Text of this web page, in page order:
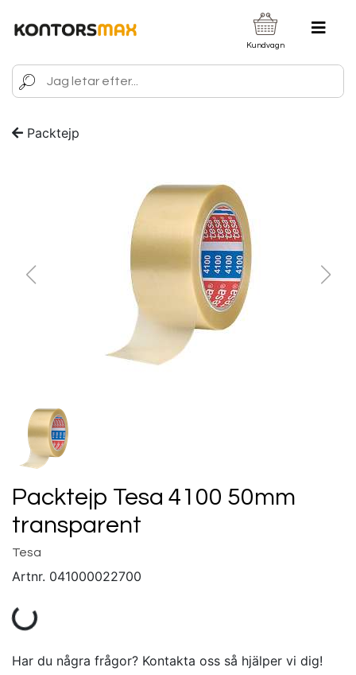
Kundvagn
Packtejp
Packtejp Tesa 4100 50mm
transparent
Tesa
Artnr. 041000022700
Har du några frågor? Kontakta oss så hjälper vi dig!